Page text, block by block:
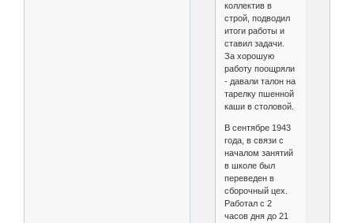
коллектив в
строй, подводил
итоги работы и
ставил задачи.
За хорошую
работу поощряли
- давали талон на
тарелку пшенной
каши в столовой.
В сентябре 1943
года, в связи с
началом занятий
в школе был
переведен в
сборочный цех.
Работал с 2
часов дня до 21